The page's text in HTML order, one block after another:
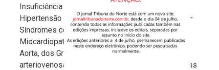
Insuficiência cardíaca (IC) – Cor-pulmonale e
Hipertensão pulmonar – Cardiopatia hipertensiva –
Síndromes coronarianas – Valvopatias –
Miocardiopatias e Pericardiopatias – Doenças da
Aorta, dos Grandeds Vasos e Fístulas
arteriovenosas – Arritmias cardíacas – Cardiopatias